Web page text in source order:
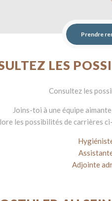
Prendre
LES
Consultez les
Joins-toi à une équipe
les possibilités de carrières
Adjointe